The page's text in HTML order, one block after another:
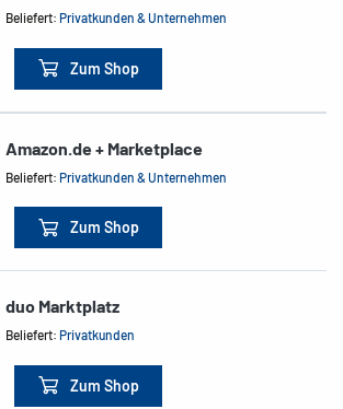
Beliefert:Privatkunden & Unternehmen
Zum Shop
Amazon.de + Marketplace
Beliefert:Privatkunden & Unternehmen
Zum Shop
duo Marktplatz
Beliefert:Privatkunden
Zum Shop